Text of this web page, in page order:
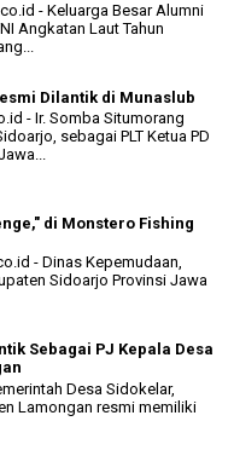
- Keluarga Besar Alumni
Angkatan Laut Tahun
Dilantik di Munaslub
- Ir. Somba Situmorang
sebagai PLT Ketua PD
di Monstero Fishing
- Dinas Kepemudaan,
Sidoarjo Provinsi Jawa
Sebagai PJ Kepala Desa
Desa Sidokelar,
Lamongan resmi memiliki